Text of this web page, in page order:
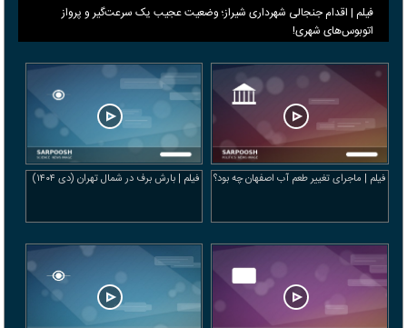
فیلم | اقدام جنجالی شهرداری شیراز؛ وضعیت عجیب یک سرعت‌گیر و پرواز
اتوبوس‌های شهری!
فیلم | ماجرای تغییر طعم آب اصفهان چه بود؟ فیلم | بارش برف در شمال تهران (دی ۱۴۰۴)